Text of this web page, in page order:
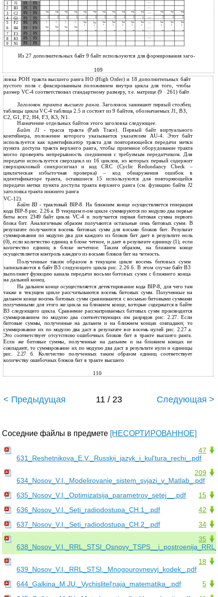
1
J1 FS
FS
2
B3 FS
FS
3
C2 FS FS T T T T T T T T T T T T T T
4 G1 FS FS GU GU GU GU GU GU GU GU GU GU GU GU GU GU
5 F2 FS FS 3 – 3 – 3 - 3 – 3 – 3 – 3 – 3 – 3 – 3 –
6 H4 FS FS 3 3 3 3
1 3 3 1 2 1
7 F3 FS
FS
8
K3 FS
FS
9
N1 FS FS
Из 27 дополнительных байт 9 байт используются для формирования заго-
109
ловка POH тракта высшего ранга HO (High Order) и 18 дополнительных байт
пустого поля с фиксированным положением внутри цикла для того, чтобы
размер VC-4 соответствовал стандартному размеру, т.е. матрице (9 · 261) байт.
Заголовок тракта высшего ранга.Заголовок занимают первый столбец
таблицы цикла VC-4 таблица 2.5 и состоят из 9 байтов, обозначаемых J1, ВЗ,
С2, G1, F2, Н4, F3, K3, N1.
Назначение отдельных байтов этого заголовка следующее.
Байт J1- трасса тракта (Path Trace). Первый байт виртуального
контейнера, положение которого указывается указателем AU-4. Этот байт
используется как идентификатор тракта для повторяющейся передачи метки
пункта доступа тракта верхнего ранга, чтобы приемное оборудование тракта
могло проверять непрерывность соединения с требуемым передатчиком. Для
передачи используется сверхцикл из 16 циклов, из которых первый содержит
сверхцикловый синхросигнал и код CRC (Cyclic Redundancy Check –
циклическая избыточная проверка) – код обнаружения ошибок в
идентификаторе тракта, оставшиеся 15 используются для повторяющейся
передачи метки пункта доступа тракта верхнего ранга (см. функцию байта J2
заголовка тракта нижнего ранга
VC-12).
Байт ВЗ- трактовый BIP-8. На ближнем конце осуществляется генерация
кода BIP-8 рис. 2.26 а. В текущемn-ом цикле суммируются по модулю два первые
биты всех 2349 байт цикла VC-4 и получается первая битовая сумма первого
блока бит. Аналогичным образом получаются остальные семь битовых сумм. В
результате получаются восемь битовых сумм для восьми блоков бит. Результат
суммирования по модулю два для каждого из блоков бит дает в результате ноль
(0), если количество единиц в блоке четное, и дает в результате единицу (1), если
количество единиц в блоке нечетное. Таким образом, на ближнем конце
осуществляется контроль каждого из восьми блоков бит на четность.
Полученные таким образом в текущем цикле восемь битовых сумм
записываются в байт В3 следующего цикла рис. 2.26 б. В этом случае байт В3
выполняет функцию канала передачи восьми битовых сумм с ближнего конца
на дальний конец.
На дальнем конце осуществляется детектирование кода BIP-8, для чего там
также в текущем цикле рассчитываются восемь битовых сумм. Полученные на
дальнем конце восемь битовых сумм сравниваются с восьмью битовыми суммами
полученными для этого же цикла на ближнем конце, которые содержатся в байте
В3 следующего цикла. Сравнение рассматриваемых битовых сумм производится
суммированием по модулю два соответствующих им разрядов рис. 2.27. Если
битовые суммы, полученные на дальнем и на ближнем концах совпадают, то
суммирование их по модулю два даст в результате все восемь нулей рис. 2.27 а.
Это соответствует отсутствию ошибочных блоков бит в тракте высшего ранга.
Если же битовые суммы, полученные на дальнем и на ближнем концах не
совпадают, то суммирование их по модулю два даст в результате нули и единицы
рис. 2.27 б. Количество полученных таким образом единиц соответствует
количеству ошибочных блоков бит в тракте высшего
110
< Предыдущая 11 / 23 Следующая >
Соседние файлы в предмете [НЕСОРТИРОВАННОЕ]
47
631_Reshetnikova_E.V._Russkij_jazyk_i_kul'tura_rechi_.pdf
209
634_Nosov_V.I._Modelirovanie_sistem_svjazi_v_Matlab_.pdf
15
635_Nosov_V.I._Optimizatsija_parametrov_setej__.pdf
42
636_Nosov_V.I._Seti_radiodostupa_CH.1_.pdf
34
637_Nosov_V.I._Seti_radiodostupa_CH.2_.pdf
35
18
639_Nosov_V.I._RRL_STSI._Mnogourovnevyj_kodek_.pdf
5
644_Galkina_M.JU._Vychislitel'naja_matematika_.pdf